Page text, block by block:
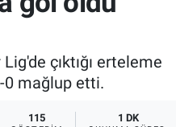
çıktığı erteleme
0 mağlup etti.
115 1 DK